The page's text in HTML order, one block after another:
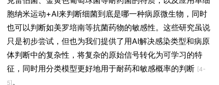
胞纳米运动+AI来判断细菌到底是哪一种病原微生物，同时
也可以判断如美罗培南等抗菌药物的敏感性。这些研究虽说
只是初步尝试，但也为我们提供了用AI解决感染类型和病原
体判断中的复杂性，将复杂的原始信号转化为可学习的特
征，同时用分类模型更好地用于耐药和敏感概率的判断 [4-
5] 。